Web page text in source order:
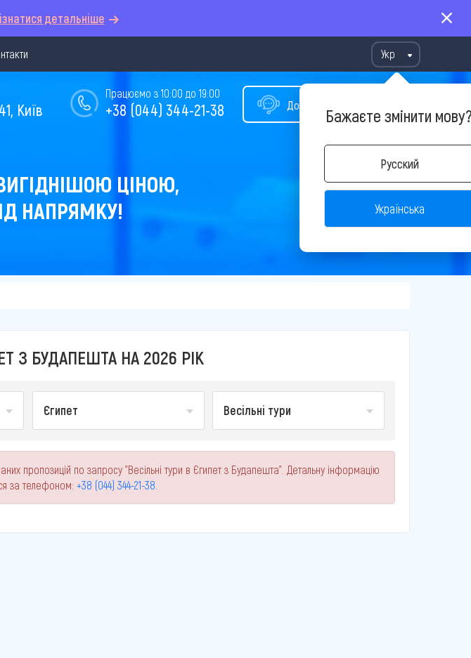
детальніше
Укр
Бажаєте змінити
Русский
Українська
Допомога у виборі туру
Працюємо з 10:00 до 19:00
+38 (044) 344-21-38
Київ
ЦІНОЮ,
НАПРЯМКУ!
З БУДАПЕШТА НА 2026 РІК
Єгипет Весільні тури
пропозицій по запросу "Весільні тури в Єгипет з Будапешта". Детальну інформацію
за телефоном: +38 (044) 344-21-38